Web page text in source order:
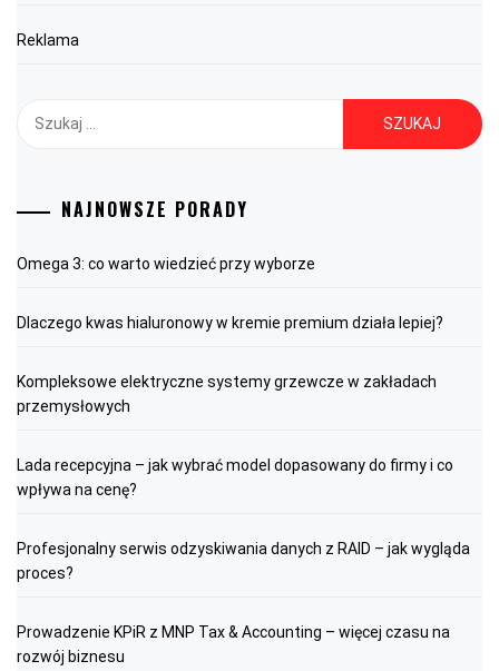
Reklama
NAJNOWSZE PORADY
Omega 3: co warto wiedzieć przy wyborze
Dlaczego kwas hialuronowy w kremie premium działa lepiej?
Kompleksowe elektryczne systemy grzewcze w zakładach
przemysłowych
Lada recepcyjna – jak wybrać model dopasowany do firmy i co
wpływa na cenę?
Profesjonalny serwis odzyskiwania danych z RAID – jak wygląda
proces?
Prowadzenie KPiR z MNP Tax & Accounting – więcej czasu na
rozwój biznesu